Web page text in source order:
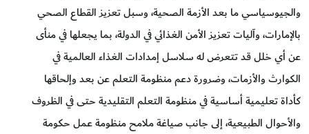
والجيوسياسي ما بعد الأزمة الصحية، وسبل تعزيز القطاع الصحي
بالإمارات، وآليات تعزيز الأمن الغذائي في الدولة، بما يجعلها في منأى
عن أي خلل قد تتعرض له سلاسل إمدادات الغذاء العالمية في
الكوارث والأزمات، وضرورة دعم منظومة التعلم عن بعد وإلحاقها
كأداة تعليمية أساسية في منظومة التعلم التقليدية حتى في الظروف
والأحوال الطبيعية، إلى جانب صياغة ملامح منظومة عمل حكومة